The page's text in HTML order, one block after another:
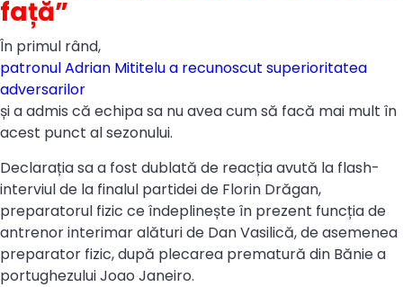
față”
În primul rând,
patronul Adrian Mititelu a recunoscut superioritatea
adversarilor
și a admis că echipa sa nu avea cum să facă mai mult în
acest punct al sezonului.
Declarația sa a fost dublată de reacția avută la flash-
interviul de la finalul partidei de Florin Drăgan,
preparatorul fizic ce îndeplinește în prezent funcția de
antrenor interimar alături de Dan Vasilică, de asemenea
preparator fizic, după plecarea prematură din Bănie a
portughezului Joao Janeiro.